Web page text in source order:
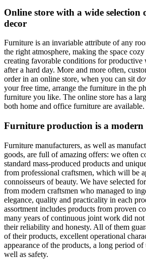
Online store with a wide
decor
Furniture is an invariable attribute of any
the right atmosphere, making the space
creating favorable conditions for
after a hard day. More and more often,
order in an online store, when you can sit
your free time, arrange the furniture in the
furniture you like. The online store has a
both home and office furniture are available.
Furniture production is a
Furniture manufacturers, as well as
goods, are full of amazing offers: we often
standard mass-produced products and
from professional craftsmen, which will be
connoisseurs of beauty. We have selected
from modern craftsmen who managed to
elegance, quality and practicality in each
assortment includes products from proven
many years of continuous joint work did
their reliability and honesty. All of them
of their products, excellent operational
appearance of the products, a long period
well as safety.